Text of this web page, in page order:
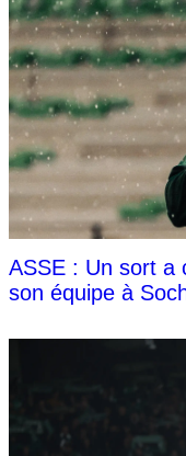
ASSE : Un sort a
son équipe à